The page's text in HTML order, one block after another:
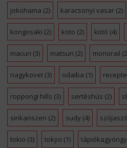
jokohama (2) karacsonyi vasar(2)
kongosaki (2) koto (2) kotó (4)
macuri (3) matsuri (2) monorail
nagykovet(3) odaiba (1)
roppongi hills (3) sertéshús (2)
sinkanszen (2) sudy (4)
tokio (3) tokyo (1) tápiókagyöngy